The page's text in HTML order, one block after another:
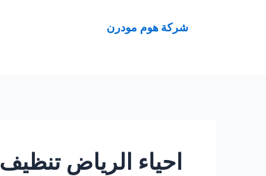
شركة هوم مودرن
احياء الرياض تنظيف